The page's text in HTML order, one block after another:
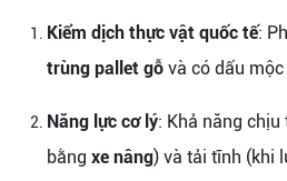
Kiểm dịch thực vật quốc tế:
trùng pallet gỗ và có dấu mộc
Năng lực cơ lý: Khả năng
bằng xe nâng) và tải tĩnh (khi